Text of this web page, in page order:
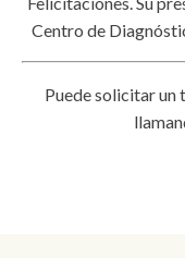
Centro de
Puede solicitar un